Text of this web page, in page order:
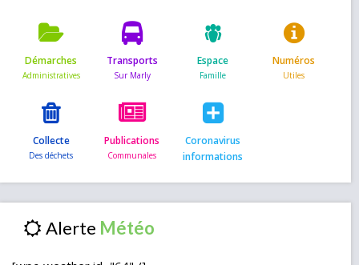
Démarches Transports Espace Numéros
Collecte Publications
Coronavirus
informations
Alerte